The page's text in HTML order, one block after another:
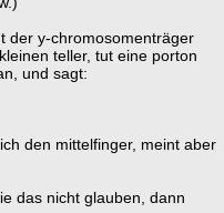
der y-chromosomenträger
teller, tut eine porton
und sagt:
den mittelfinger, meint aber
das nicht glauben, dann